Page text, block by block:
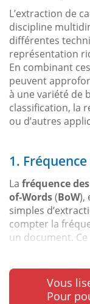
L’extraction de
discipline
différentes
représentation
En combinant
peuvent
à une variété de
classification, la
ou d’autres
1.
La fréquence
of-Words(BoW),
simples
compter la
un document.
Vous
Pour